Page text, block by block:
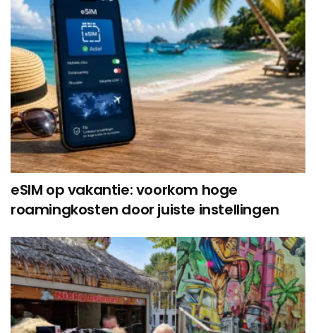
eSIM op vakantie: voorkom hoge
roamingkosten door juiste instellingen